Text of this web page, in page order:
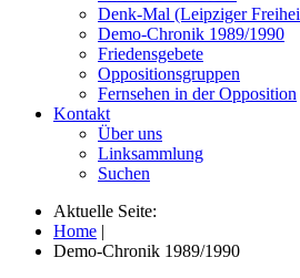
Denk-Mal (Leipziger
Demo-Chronik 1989/1990
Friedensgebete
Oppositionsgruppen
Fernsehen in der Opposition
Kontakt
Über uns
Linksammlung
Suchen
Aktuelle Seite:
Home |
Demo-Chronik 1989/1990